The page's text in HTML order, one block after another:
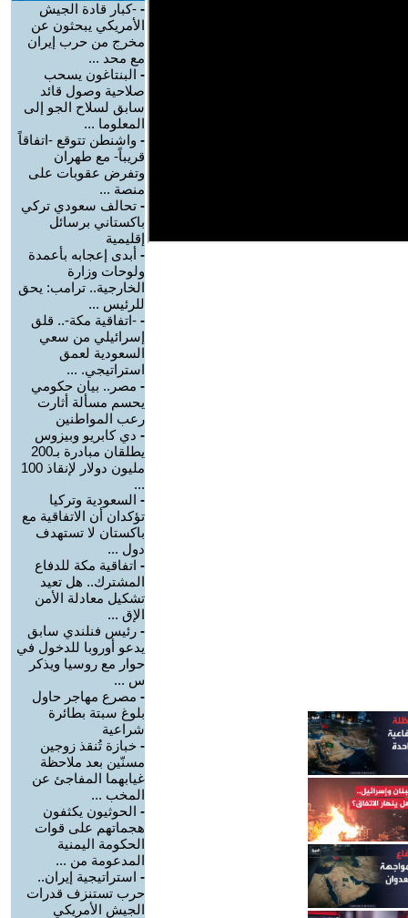
- -كبار قادة الجيش
الأمريكي يبحثون عن
مخرج من حرب إيران
مع محد ...
- البنتاغون يسحب
صلاحية وصول قائد
سابق لسلاح الجو إلى
المعلوما ...
- واشنطن تتوقع -اتفاقاً
قريباً- مع طهران
وتفرض عقوبات على
منصة ...
- تحالف سعودي تركي
باكستاني برسائل
إقليمية
- أبدى إعجابه بأعمدة
ولوحات وزارة
الخارجية.. ترامب: يحق
للرئيس ...
- -اتفاقية مكة-.. قلق
إسرائيلي من سعي
السعودية لعمق
استراتيجي. ...
- مصر.. بيان حكومي
يحسم مسألة أثارت
رعب المواطنين
- دي كابريو وبيزوس
يطلقان مبادرة بـ200
مليون دولار لإنقاذ 100
...
- السعودية وتركيا
تؤكدان أن الاتفاقية مع
باكستان لا تستهدف
دول ...
- اتفاقية مكة للدفاع
المشترك.. هل تعيد
تشكيل معادلة الأمن
الإق ...
- رئيس فنلندي سابق
يدعو أوروبا للدخول في
حوار مع روسيا ويذكر
س ...
- مصرع مهاجر حاول
بلوغ سبتة بطائرة
شراعية
- خبازة تُنقذ زوجين
مسنّين بعد ملاحظة
غيابهما المفاجئ عن
المخب ...
- الحوثيون يكثفون
هجماتهم على قوات
الحكومة اليمنية
المدعومة من ...
- استراتيجية إيران..
حرب تستنزف قدرات
الجيش الأمريكي